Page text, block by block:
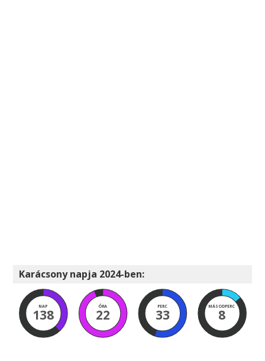
Karácsony napja 2024-ben:
NAP
138
ÓRA
22
PERC
33
MÁSODPERC
7